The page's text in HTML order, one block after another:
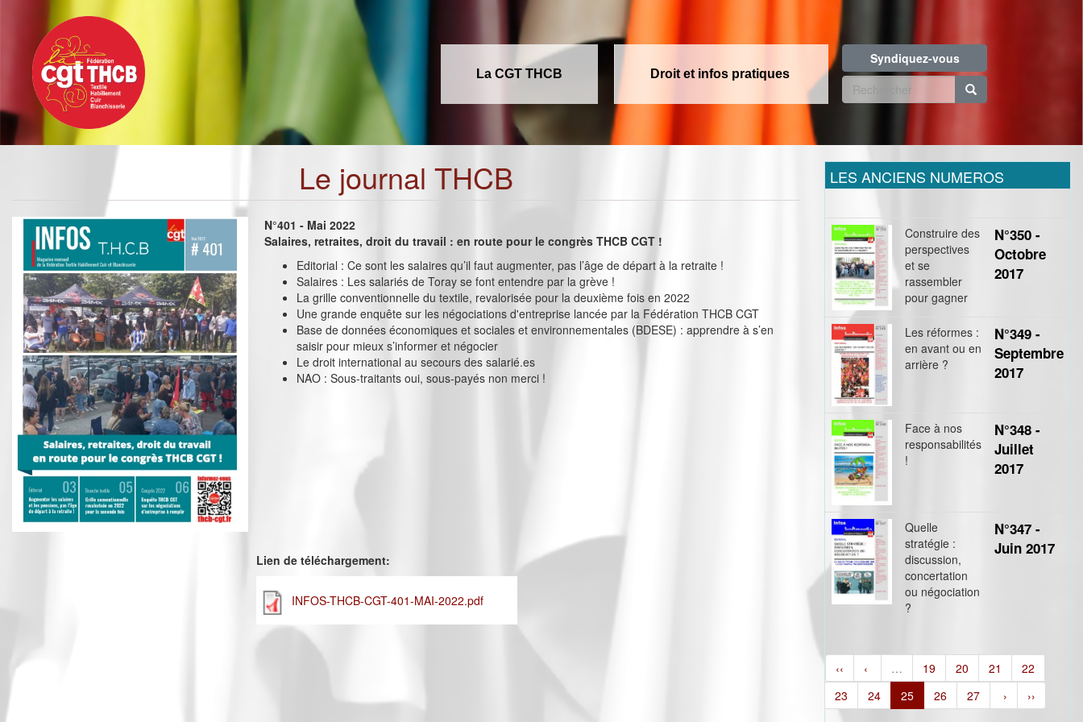
contenu
principal
La CGT THCB Droit et infos pratiques
Syndiquez-vous
Formulaire
recherche
Le journal THCB
N°401 - Mai 2022
Salaires, retraites, droit du travail : en route pour le congrès THCB CGT !
Editorial : Ce sont les salaires qu’il faut augmenter, pas l’âge de départ à la retraite !
Salaires : Les salariés de Toray se font entendre par la grève !
La grille conventionnelle du textile, revalorisée pour la deuxième fois en 2022
Une grande enquête sur les négociations d'entreprise lancée par la Fédération THCB CGT
Base de données économiques et sociales et environnementales (BDESE) : apprendre à s’en
saisir pour mieux s’informer et négocier
Le droit international au secours des salarié.es
NAO : Sous-traitants oui, sous-payés non merci !
Lien de téléchargement:
INFOS-THCB-CGT-401-MAI-2022.pdf
LES ANCIENS NUMEROS
Construire des
perspectives
et se
rassembler
pour gagner
N°350 -
Octobre
2017
Les réformes :
en avant ou en
arrière ?
N°349 -
Septembre
2017
Face à nos
responsabilités
!
N°348 -
Juillet
2017
Quelle
stratégie :
discussion,
concertation
ou négociation
?
N°347 -
Juin 2017
‹‹ ‹ … 19 20 21
22
23
24 25 26 27 › ››